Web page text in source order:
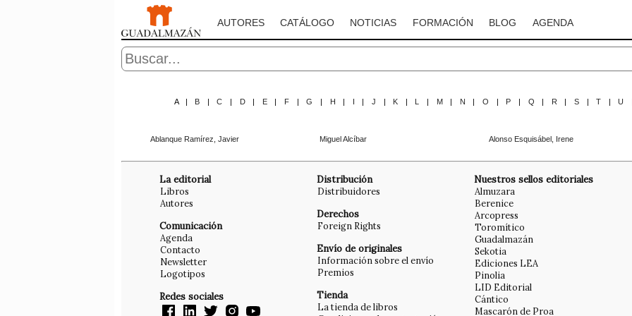
AUTORES CATÁLOGO NOTICIAS FORMACIÓN BLOG AGENDA
A | B | C | D | E | F | G | H | I | J | K | L | M | N | O | P | Q | R | S | T | U
Ablanque Ramírez, Javier Miguel Alcíbar Alonso Esquisábel, Irene
La editorial
Libros
Autores
Comunicación
Agenda
Contacto
Newsletter
Logotipos
Redes sociales
Distribución
Distribuidores
Derechos
Foreign Rights
Envío de originales
Información sobre el envío
Premios
Tienda
La tienda de libros
Nuestros sellos editoriales
Almuzara
Berenice
Arcopress
Toromítico
Guadalmazán
Sekotia
Ediciones LEA
Pinolia
LID Editorial
Cántico
Mascarón de Proa